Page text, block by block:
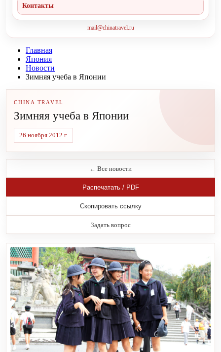
Контакты
mail@chinatravel.ru
Главная
Япония
Новости
Зимняя учеба в Японии
CHINA TRAVEL
Зимняя учеба в Японии
26 ноября 2012 г.
← Все новости
Распечатать / PDF
Скопировать ссылку
Задать вопрос